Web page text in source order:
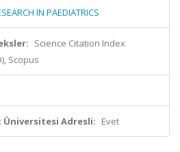
IN PAEDIATRICS
Science Citation Index
Scopus
Üniversitesi Adresli: Evet